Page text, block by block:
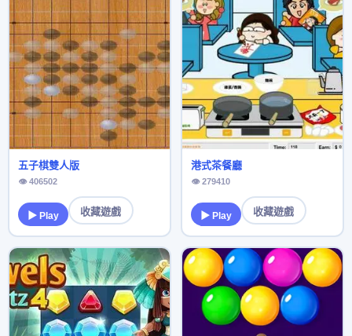
五子棋雙人版
👁 406502
▶ Play 收藏遊戲
港式茶餐廳
👁 279410
▶ Play 收藏遊戲